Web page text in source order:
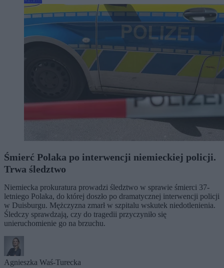
Śmierć Polaka po interwencji niemieckiej policji.
Trwa śledztwo
Niemiecka prokuratura prowadzi śledztwo w sprawie śmierci 37-
letniego Polaka, do której doszło po dramatycznej interwencji policji
w Duisburgu. Mężczyzna zmarł w szpitalu wskutek niedotlenienia.
Śledczy sprawdzają, czy do tragedii przyczyniło się
unieruchomienie go na brzuchu.
Agnieszka Waś-Turecka